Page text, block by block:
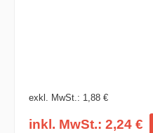
exkl. MwSt.: 1,88 €
inkl. MwSt.: 2,24 €